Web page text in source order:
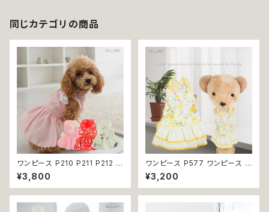
同じカテゴリの商品
ワンピース P210 P211 P212 犬
イエロー ピンク ホワイト レッド
レモン 蝶 フラワー 猫 ペット 服
犬服 犬の服 犬洋服 犬の洋服
洋服 dog ドッグウェア ドッグウ
¥3,800
ワンピース P577 ワンピース ド
レス ハンドメイド 花 スカート ト
ップス ティアードスカート 春 夏
パピー 小型犬 犬 猫 ペット 服
ウェア おしゃれ かわいい お出
¥3,200